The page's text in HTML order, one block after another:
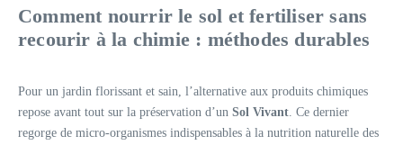
Comment nourrir le sol et fertiliser sans
recourir à la chimie : méthodes durables
Pour un jardin florissant et sain, l’alternative aux produits chimiques
repose avant tout sur la préservation d’un Sol Vivant . Ce dernier
regorge de micro-organismes indispensables à la nutrition naturelle des